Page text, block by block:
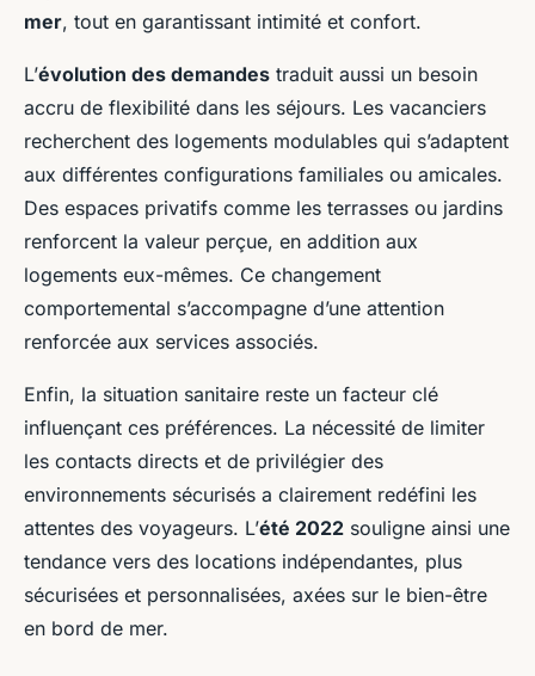
mer, tout en garantissant intimité et confort.
L’évolution des demandes traduit aussi un besoin
accru de flexibilité dans les séjours. Les vacanciers
recherchent des logements modulables qui s’adaptent
aux différentes configurations familiales ou amicales.
Des espaces privatifs comme les terrasses ou jardins
renforcent la valeur perçue, en addition aux
logements eux-mêmes. Ce changement
comportemental s’accompagne d’une attention
renforcée aux services associés.
Enfin, la situation sanitaire reste un facteur clé
influençant ces préférences. La nécessité de limiter
les contacts directs et de privilégier des
environnements sécurisés a clairement redéfini les
attentes des voyageurs. L’été 2022 souligne ainsi une
tendance vers des locations indépendantes, plus
sécurisées et personnalisées, axées sur le bien-être
en bord de mer.